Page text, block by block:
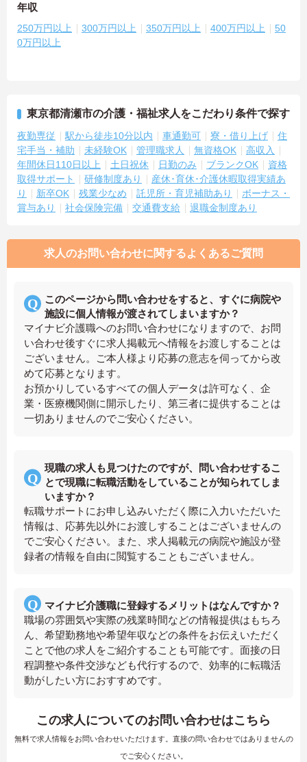
年収
250万円以上 300万円以上 350万円以上 400万円以上
50
0万円以上
東京都清瀬市の介護・福祉求人をこだわり条件で探す
夜勤専従 駅から徒歩10分以内 車通勤可 寮・借り上げ
住
宅手当・補助
未経験OK 管理職求人 無資格OK
高収入
年間休日110日以上
土日祝休 日勤のみ ブランクOK
資格
取得サポート
研修制度あり
産休･育休･介護休暇取得実績あ
り
新卒OK 残業少なめ 託児所・育児補助あり
ボーナス・
賞与あり
社会保険完備 交通費支給 退職金制度あり
求人のお問い合わせに関するよくあるご質問
このページから問い合わせをすると、すぐに病院や
施設に個人情報が渡されてしまいますか？
マイナビ介護職へのお問い合わせになりますので、お問
い合わせ後すぐに求人掲載元へ情報をお渡しすることは
ございません。ご本人様より応募の意志を伺ってから改
めて応募となります。
お預かりしているすべての個人データは許可なく、企
業・医療機関側に開示したり、第三者に提供することは
一切ありませんのでご安心ください。
現職の求人も見つけたのですが、問い合わせするこ
とで現職に転職活動をしていることが知られてしま
いますか？
転職サポートにお申し込みいただく際に入力いただいた
情報は、応募先以外にお渡しすることはございませんの
でご安心ください。また、求人掲載元の病院や施設が登
録者の情報を自由に閲覧することもございません。
マイナビ介護職に登録するメリットはなんですか？
職場の雰囲気や実際の残業時間などの情報提供はもちろ
ん、希望勤務地や希望年収などの条件をお伝えいただく
ことで他の求人をご紹介することも可能です。面接の日
程調整や条件交渉なども代行するので、効率的に転職活
動がしたい方におすすめです。
この求人についてのお問い合わせはこちら
無料で求人情報をお問い合わせいただけます。直接の問い合わせではありませんの
でご安心ください。